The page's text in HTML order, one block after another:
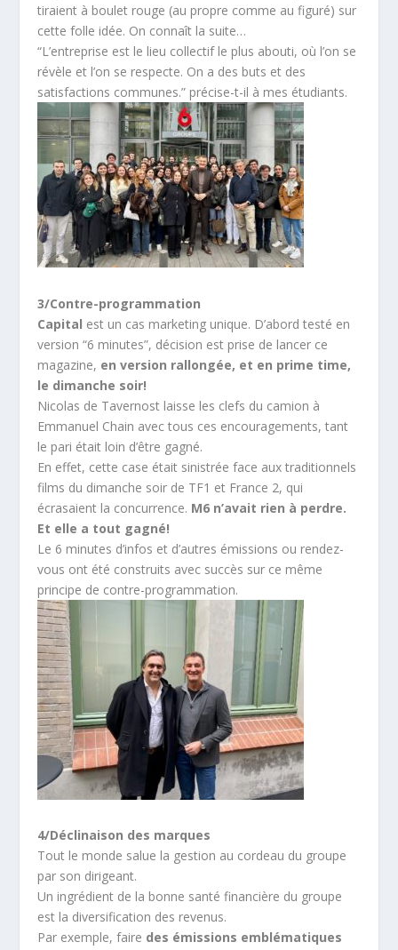
tiraient à boulet rouge (au propre comme au figuré) sur
cette folle idée. On connaît la suite…
“L’entreprise est le lieu collectif le plus abouti, où l’on se
révèle et l’on se respecte. On a des buts et des
satisfactions communes.” précise-t-il à mes étudiants.
3/Contre-programmation
Capital est un cas marketing unique. D’abord testé en
version “6 minutes”, décision est prise de lancer ce
magazine, en version rallongée, et en prime time,
le dimanche soir!
Nicolas de Tavernost laisse les clefs du camion à
Emmanuel Chain avec tous ces encouragements, tant
le pari était loin d’être gagné.
En effet, cette case était sinistrée face aux traditionnels
films du dimanche soir de TF1 et France 2, qui
écrasaient la concurrence. M6 n’avait rien à perdre.
Et elle a tout gagné!
Le 6 minutes d’infos et d’autres émissions ou rendez-
vous ont été construits avec succès sur ce même
principe de contre-programmation.
4/Déclinaison des marques
Tout le monde salue la gestion au cordeau du groupe
par son dirigeant.
Un ingrédient de la bonne santé financière du groupe
est la diversification des revenus.
Par exemple, faire des émissions emblématiques